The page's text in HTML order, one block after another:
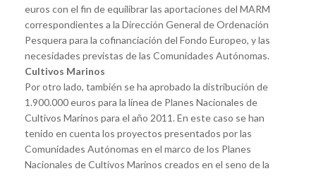
euros con el fin de equilibrar las aportaciones del MARM
correspondientes a la Dirección General de Ordenación
Pesquera para la cofinanciación del Fondo Europeo, y las
necesidades previstas de las Comunidades Autónomas.
Cultivos Marinos
Por otro lado, también se ha aprobado la distribución de
1.900.000 euros para la línea de Planes Nacionales de
Cultivos Marinos para el año 2011. En este caso se han
tenido en cuenta los proyectos presentados por las
Comunidades Autónomas en el marco de los Planes
Nacionales de Cultivos Marinos creados en el seno de la